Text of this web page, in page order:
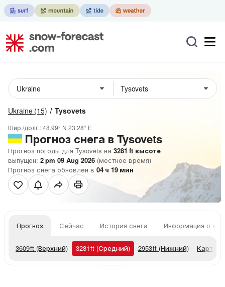
Ukraine (15) Tysovets
Шир./долг.:48.99° N 23.28° E
Прогноз снега в Tysovets
Прогноз погоды для Tysovets на 3281 ft высоте
выпущен: 2 pm 09 Aug 2026 (местное время)
Прогноз снега обновлен в 04 ч 19 мин
Прогноз Сейчас История снега Информация о
3609ft (Верхний) 3281ft (Средний) 2953ft (Нижний) Карты